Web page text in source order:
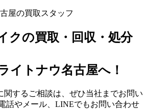
クの買取・回収・処分
イトナウ名古屋へ！
関するご相談は、ぜひ当社までお問い
話やメール、LINEでもお問い合わせ